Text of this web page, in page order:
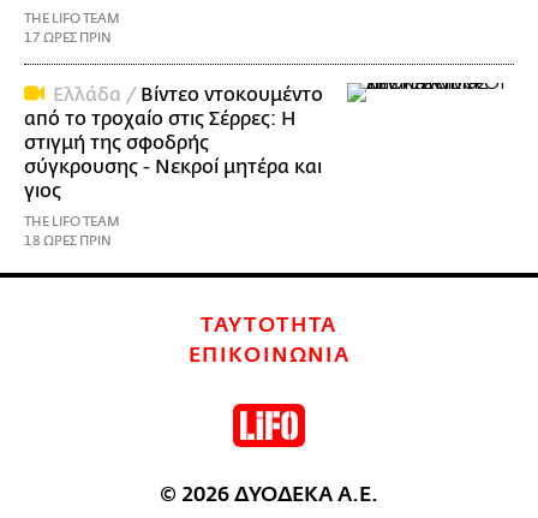
THE LIFO TEAM
17 ΩΡΕΣ ΠΡΙΝ
Ελλάδα / Βίντεο ντοκουμέντο
από το τροχαίο στις Σέρρες: Η
στιγμή της σφοδρής
σύγκρουσης - Νεκροί μητέρα και
γιος
THE LIFO TEAM
18 ΩΡΕΣ ΠΡΙΝ
ΤΑΥΤΟΤΗΤΑ
ΕΠΙΚΟΙΝΩΝΙΑ
© 2026 ΔΥΟΔΕΚΑ Α.Ε.